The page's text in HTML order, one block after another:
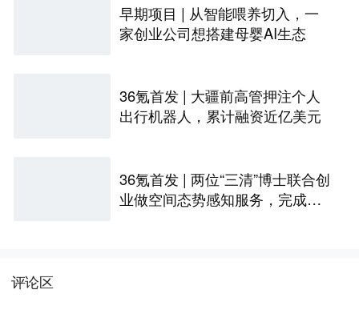
早期项目 | 从智能喂养切入，一
家创业公司想搭建母婴AI生态
36氪首发 | 大疆前高管押注个人
出行机器人，累计融资近亿美元
36氪首发 | 两位“三清”博士联合创
业做空间态势感知服务，完成数
评论区